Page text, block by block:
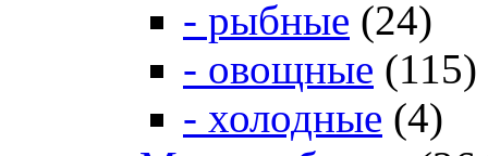
- рыбные (24)
- овощные (115)
- холодные (4)